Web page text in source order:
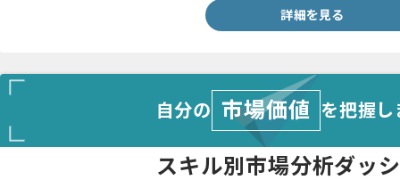
詳細を見る
自分の 市場価値 を把握
スキル別市場分析ダッ